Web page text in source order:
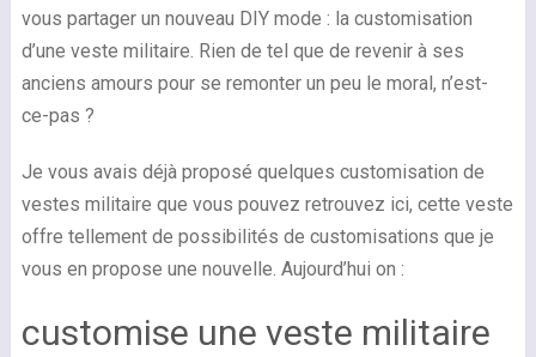
vous partager un nouveau DIY mode : la customisation
d’une veste militaire. Rien de tel que de revenir à ses
anciens amours pour se remonter un peu le moral, n’est-
ce-pas ?
Je vous avais déjà proposé quelques customisation de
vestes militaire que vous pouvez retrouvez ici, cette veste
offre tellement de possibilités de customisations que je
vous en propose une nouvelle. Aujourd’hui on :
customise une veste militaire